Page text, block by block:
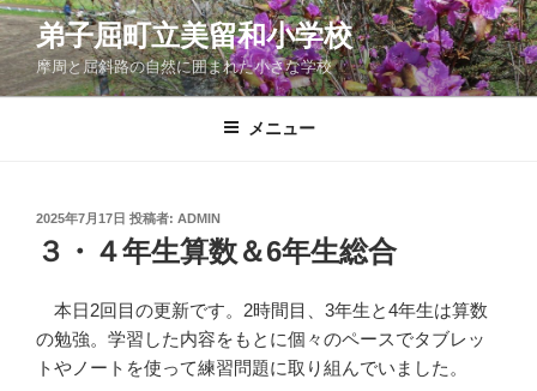
コ
ン
テ
ン
弟子屈町立美留和小学校
摩周と屈斜路の自然に囲まれた小さな学校
メニュー
投
稿
日:
2025年7月17日 投稿者: ADMIN
３・４年生算数＆6年生総合
本日2回目の更新です。2時間目、3年生と4年生は算数
の勉強。学習した内容をもとに個々のペースでタブレッ
トやノートを使って練習問題に取り組んでいました。